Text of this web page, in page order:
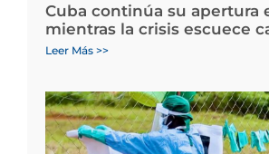
Cuba continúa su apertura
mientras la crisis escuece
Leer Más >>